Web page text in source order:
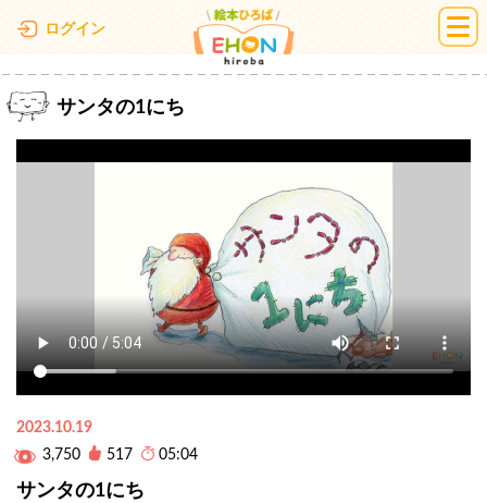
ログイン 絵本ひろば
サンタの1にち
2023.10.19
3,750
517 05:04
サンタの1にち